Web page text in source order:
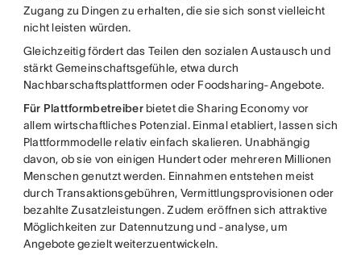
Zugang zu Dingen zu erhalten, die sie sich sonst vielleicht
nicht leisten würden.
Gleichzeitig fördert das Teilen den sozialen Austausch und
stärkt Gemeinschaftsgefühle, etwa durch
Nachbarschaftsplattformen oder Foodsharing-Angebote.
Für Plattformbetreiberbietet die Sharing Economy vor
allem wirtschaftliches Potenzial. Einmal etabliert, lassen sich
Plattformmodelle relativ einfach skalieren. Unabhängig
davon, ob sie von einigen Hundert oder mehreren Millionen
Menschen genutzt werden. Einnahmen entstehen meist
durch Transaktionsgebühren, Vermittlungsprovisionen oder
bezahlte Zusatzleistungen. Zudem eröffnen sich attraktive
Möglichkeiten zur Datennutzung und -analyse, um
Angebote gezielt weiterzuentwickeln.